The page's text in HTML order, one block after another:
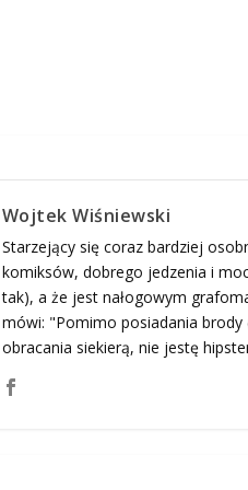
Wojtek Wiśniewski
Starzejący się coraz bardziej
komiksów, dobrego jedzenia i
tak), a że jest nałogowym
mówi: "Pomimo posiadania brody
obracania siekierą, nie jestę